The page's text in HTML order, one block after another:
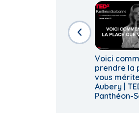
Voici
prendre la
vous
Aubery |
Panthéon-